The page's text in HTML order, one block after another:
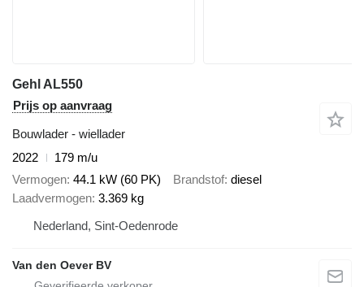
Gehl AL550
Prijs op aanvraag
Bouwlader - wiellader
2022
179 m/u
Vermogen 44.1 kW (60 PK) Brandstof diesel
Laadvermogen 3.369 kg
Nederland, Sint-Oedenrode
Van den Oever BV